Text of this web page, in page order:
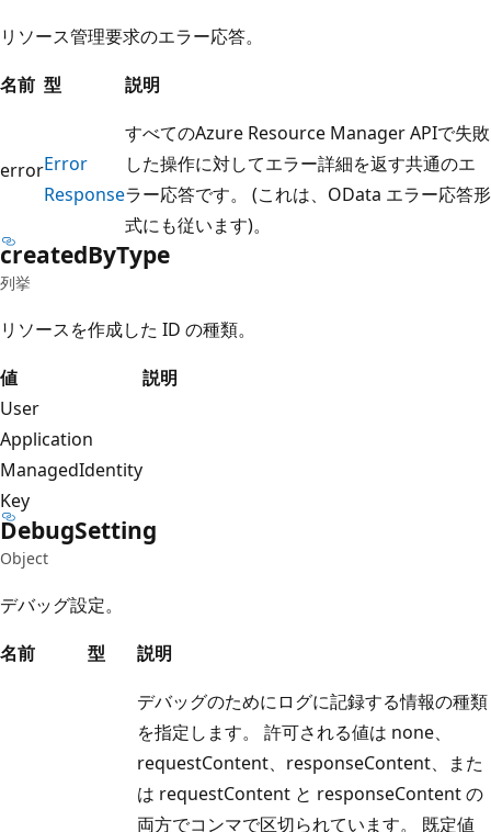
リソース管理要求のエラー応答。
名前 型 説明
errorError
Response
すべてのAzure Resource Manager APIで失敗
した操作に対してエラー詳細を返す共通のエ
ラー応答です。 (これは、OData エラー応答形
式にも従います)。
createdByType
列挙
リソースを作成した ID の種類。
値
説明
User
Application
ManagedIdentity
Key
DebugSetting
Object
デバッグ設定。
名前
型 説明
デバッグのためにログに記録する情報の種類
を指定します。 許可される値は none、
requestContent、responseContent、また
は requestContent と responseContent の
両方でコンマで区切られています。 既定値